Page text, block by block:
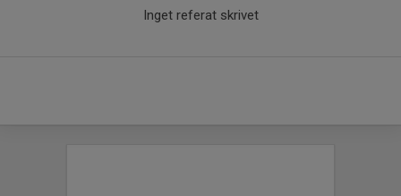
Inget referat skrivet